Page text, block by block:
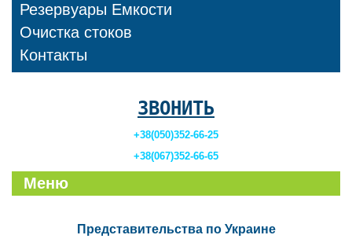
Резервуары Емкости
Очистка стоков
Контакты
ЗВОНИТЬ
+38(050)352-66-25
+38(067)352-66-65
Меню
Представительства по Украине